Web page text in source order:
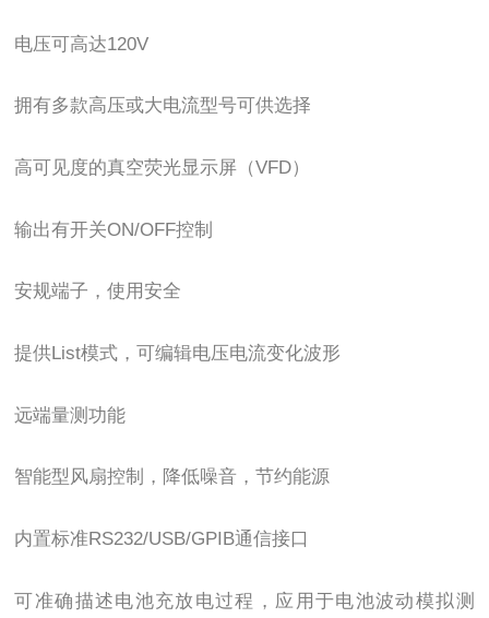
电压可高达120V
拥有多款高压或大电流型号可供选择
高可见度的真空荧光显示屏（VFD）
输出有开关ON/OFF控制
安规端子，使用安全
提供List模式，可编辑电压电流变化波形
远端量测功能
智能型风扇控制，降低噪音，节约能源
内置标准RS232/USB/GPIB通信接口
可准确描述电池充放电过程，应用于电池波动模拟测